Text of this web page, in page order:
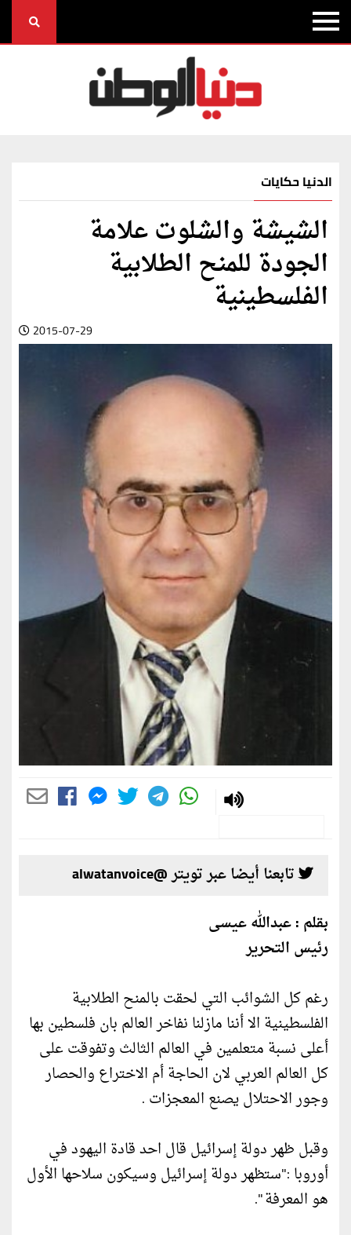
الدنيا حكايات
الشيشة والشلوت علامة
الجودة للمنح الطلابية
الفلسطينية
2015-07-29
تابعنا أيضا عبر تويتر @alwatanvoice
بقلم : عبدالله عيسى
رئيس التحرير
رغم كل الشوائب التي لحقت بالمنح الطلابية
الفلسطينية الا أننا مازلنا نفاخر العالم بان فلسطين بها
أعلى نسبة متعلمين في العالم الثالث وتفوقت على
كل العالم العربي لان الحاجة أم الاختراع والحصار
وجور الاحتلال يصنع المعجزات .
وقبل ظهر دولة إسرائيل قال احد قادة اليهود في
أوروبا :"ستظهر دولة إسرائيل وسيكون سلاحها الأول
هو المعرفة ".